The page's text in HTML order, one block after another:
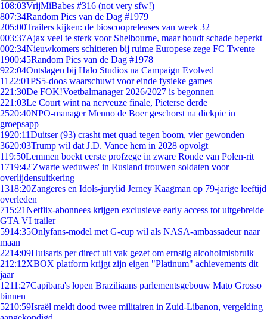
108:03VrijMiBabes #316 (not very sfw!)
807:34Random Pics van de Dag #1979
205:00Trailers kijken: de bioscoopreleases van week 32
003:37Ajax veel te sterk voor Shelbourne, maar houdt schade beperkt
002:34Nieuwkomers schitteren bij ruime Europese zege FC Twente
1900:45Random Pics van de Dag #1978
922:04Ontslagen bij Halo Studios na Campaign Evolved
11 22:01PS5-doos waarschuwt voor einde fysieke games
221:30De FOK!Voetbalmanager 2026/2027 is begonnen
221:03Le Court wint na nerveuze finale, Pieterse derde
2520:40NPO-manager Menno de Boer geschorst na dickpic in
groepsapp
1920:11Duitser (93) crasht met quad tegen boom, vier gewonden
3620:03Trump wil dat J.D. Vance hem in 2028 opvolgt
119:50Lemmen boekt eerste profzege in zware Ronde van Polen-rit
1719:42'Zwarte weduwes' in Rusland trouwen soldaten voor
overlijdensuitkering
1318:20Zangeres en Idols-jurylid Jerney Kaagman op 79-jarige leeftijd
overleden
715:21Netflix-abonnees krijgen exclusieve early access tot uitgebreide
GTA VI trailer
5914:35Onlyfans-model met G-cup wil als NASA-ambassadeur naar
maan
2214:09Huisarts per direct uit vak gezet om ernstig alcoholmisbruik
212:12XBOX platform krijgt zijn eigen "Platinum" achievements dit
jaar
1211:27Capibara's lopen Braziliaans parlementsgebouw Mato Grosso
binnen
5210:59Israël meldt dood twee militairen in Zuid-Libanon, vergelding